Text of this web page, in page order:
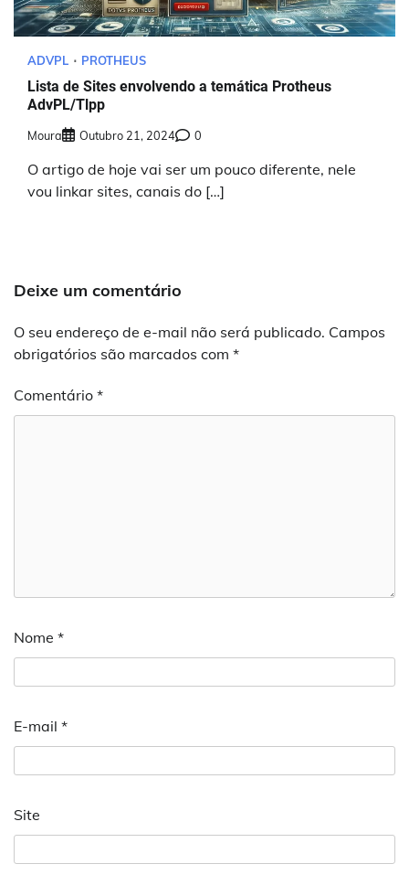
ADVPL PROTHEUS
Lista de Sites envolvendo a temática Protheus
AdvPL/Tlpp
Moura Outubro 21, 2024 0
O artigo de hoje vai ser um pouco diferente, nele
vou linkar sites, canais do […]
Deixe um comentário
O seu endereço de e-mail não será publicado. Campos
obrigatórios são marcados com *
Comentário *
Nome *
E-mail *
Site